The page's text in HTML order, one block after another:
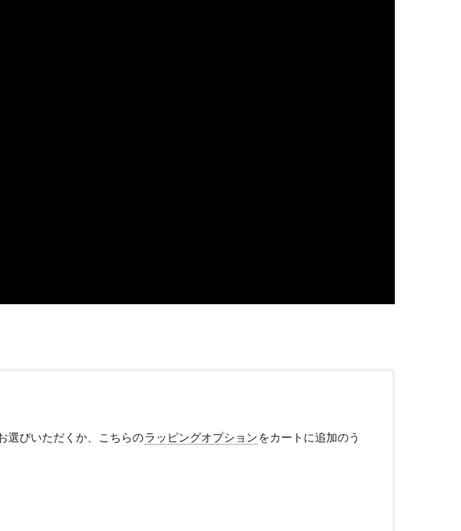
選びいただくか、こちらのラッピングオプションをカートに追加のう